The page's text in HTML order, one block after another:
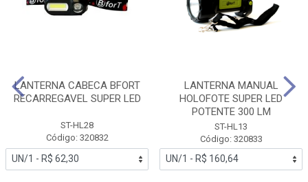
LANTERNA CABECA BFORT
RECARREGAVEL SUPER LED
ST-HL28
Código: 320832
LANTERNA MANUAL
HOLOFOTE SUPER LED
POTENTE 300 LM
ST-HL13
Código: 320833